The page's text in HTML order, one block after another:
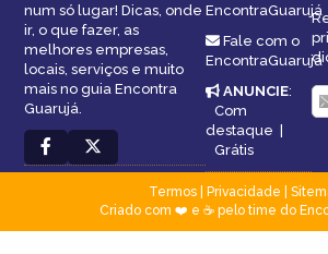
num só lugar! Dicas, onde
ir, o que fazer, as
melhores empresas,
locais, serviços e muito
mais no guia Encontra
Guarujá.
EncontraGuarujá
Fale com o
EncontraGuarujá
ANUNCIE:
Com
destaque |
Grátis
Termos| Privacidade
Criado com ❤️ e ☕ pelo time do